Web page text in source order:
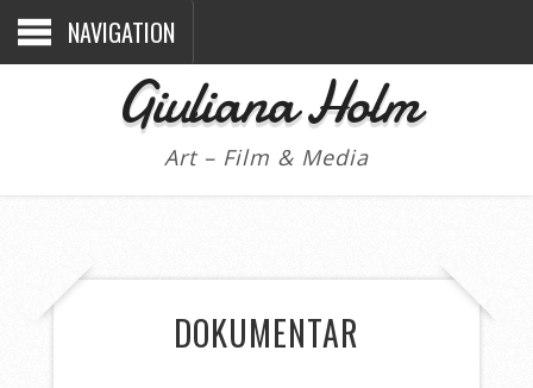
NAVIGATION
Giuliana Holm
Art – Film & Media
DOKUMENTAR